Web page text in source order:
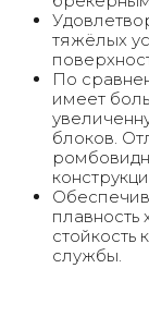
тяжёлых
По
имеет
блоков.
плавность
стойкость
службы.